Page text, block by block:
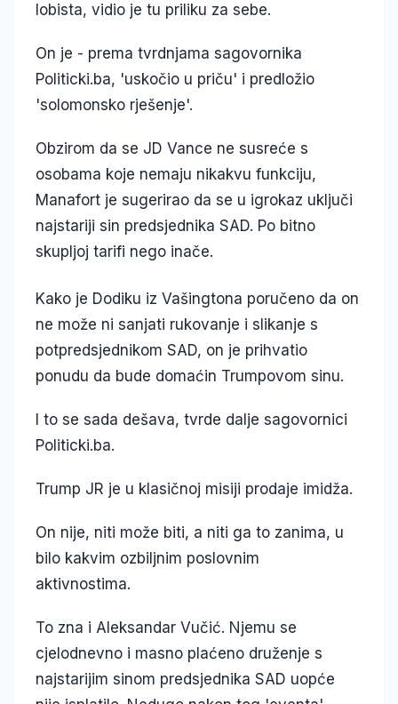
lobista, vidio je tu priliku za sebe.
On je - prema tvrdnjama sagovornika
Politicki.ba, 'uskočio u priču' i predložio
'solomonsko rješenje'.
Obzirom da se JD Vance ne susreće s
osobama koje nemaju nikakvu funkciju,
Manafort je sugerirao da se u igrokaz uključi
najstariji sin predsjednika SAD. Po bitno
skupljoj tarifi nego inače.
Kako je Dodiku iz Vašingtona poručeno da on
ne može ni sanjati rukovanje i slikanje s
potpredsjednikom SAD, on je prihvatio
ponudu da bude domaćin Trumpovom sinu.
I to se sada dešava, tvrde dalje sagovornici
Politicki.ba.
Trump JR je u klasičnoj misiji prodaje imidža.
On nije, niti može biti, a niti ga to zanima, u
bilo kakvim ozbiljnim poslovnim
aktivnostima.
To zna i Aleksandar Vučić. Njemu se
cjelodnevno i masno plaćeno druženje s
najstarijim sinom predsjednika SAD uopće